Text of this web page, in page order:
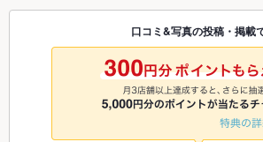
8/30 8/31 9/1
◎
9/2
◎
9/3
◎
9/8
◎ ◎ ◎
口コミ&写真の投稿・掲載